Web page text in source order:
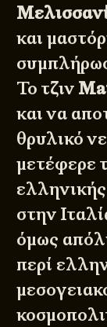
και
Το τζιν
και να
θρυλικό
μετέφερε
στην
όμως
περί